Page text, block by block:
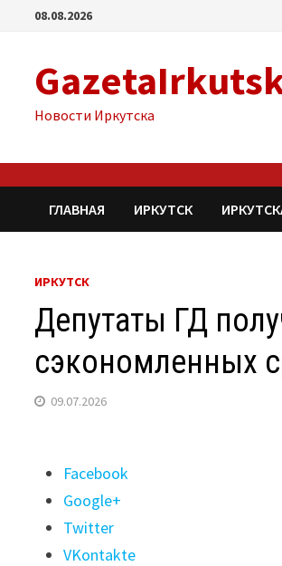
Перейти08.08.2026
Новости Иркутска
ГЛАВНАЯ ИРКУТСК
ИРКУТСК
Депутаты ГД
сэкономленных
09.07.2026
Поделиться
"Депутаты
ГД
получат
Facebook
Google+
Twitter
VKontakte